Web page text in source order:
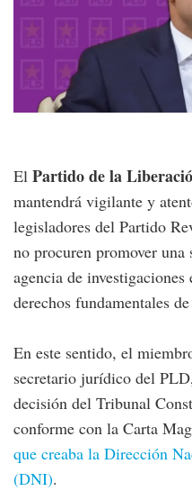
El Partido de la
mantendrá vigilante y
legisladores del Partido
no procuren promover una
agencia de
derechos fundamentales
En este sentido, el
secretario jurídico del
decisión del Tribunal
conforme con la Carta
que creaba la Dirección
(DNI).